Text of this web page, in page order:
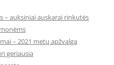
– auksiniai auskarai rinkutės
– 2021 metų apžvalga
geriausia